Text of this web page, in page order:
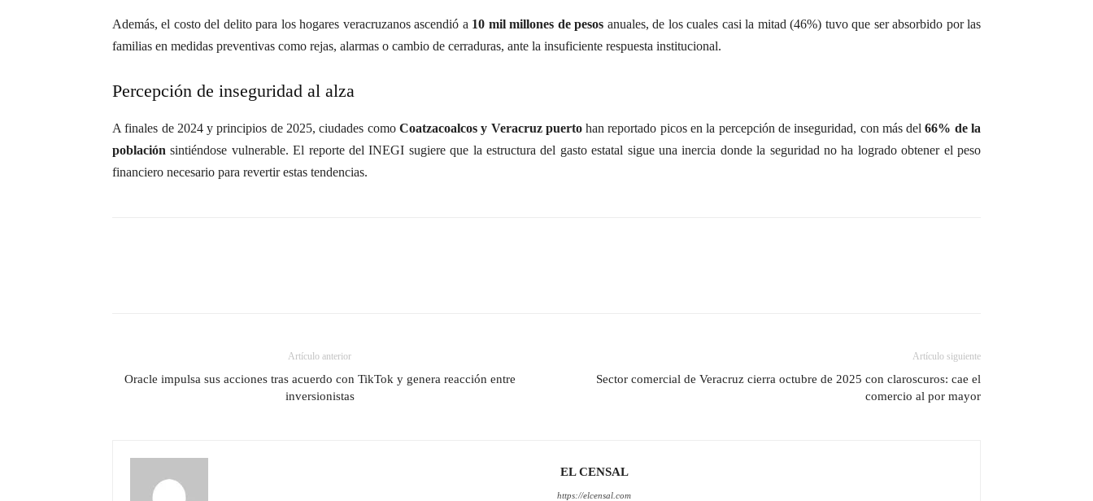
Además, el costo del delito para los hogares veracruzanos ascendió a 10 mil millones de pesos anuales, de los cuales casi la mitad (46%) tuvo que ser absorbido por las
familias en medidas preventivas como rejas, alarmas o cambio de cerraduras, ante la insuficiente respuesta institucional.
Percepción de inseguridad al alza
A finales de 2024 y principios de 2025, ciudades como Coatzacoalcos y Veracruz puertohan reportado picos en la percepción de inseguridad, con más del66% de la
población sintiéndose vulnerable. El reporte del INEGI sugiere que la estructura del gasto estatal sigue una inercia donde la seguridad no ha logrado obtener el peso
financiero necesario para revertir estas tendencias.
Artículo anterior
Oracle impulsa sus acciones tras acuerdo con TikTok y genera reacción entre
inversionistas
Artículo siguiente
Sector comercial de Veracruz cierra octubre de 2025 con claroscuros: cae el
comercio al por mayor
EL CENSAL
https://elcensal.com